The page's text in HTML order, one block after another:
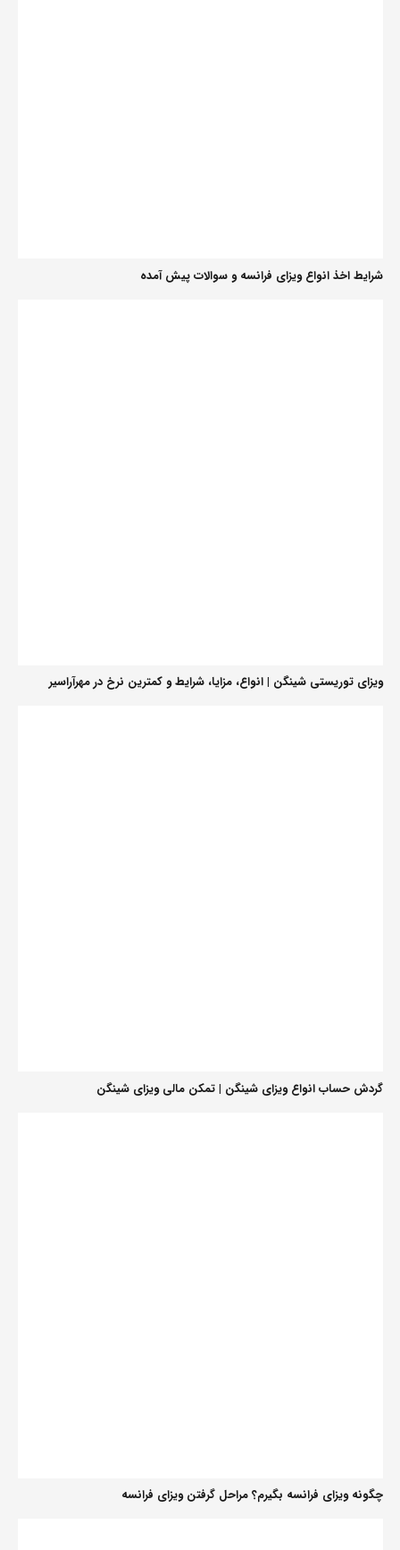
شرایط اخذ انواع ویزای فرانسه و سوالات پیش آمده
ویزای توریستی شینگن | انواع، مزایا، شرایط و کمترین نرخ در مهرآراسیر
گردش حساب انواع ویزای شینگن | تمکن مالی ویزای شینگن
چگونه ویزای فرانسه بگیرم؟ مراحل گرفتن ویزای فرانسه